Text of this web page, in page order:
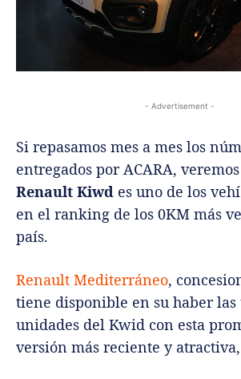
- Advertisement -
Si repasamos mes a mes los
entregados por ACARA,
Renault Kiwd es uno de los
en el ranking de los 0KM más
país.
Renault Mediterráneo,
tiene disponible en su haber
unidades del Kwid con esta
versión más reciente y